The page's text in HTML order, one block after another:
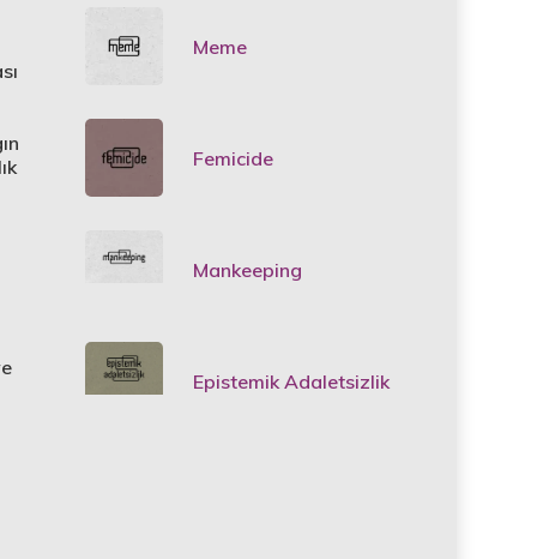
Meme
Femicide
Mankeeping
Epistemik Adaletsizlik